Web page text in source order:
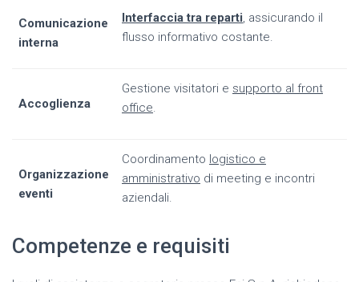
Comunicazione
interna
Interfaccia tra reparti, assicurando il
flusso informativo costante.
Accoglienza
Gestione visitatori e supporto al front
office.
Organizzazione
eventi
Coordinamento logistico e
amministrativo di meeting e incontri
aziendali.
Competenze e requisiti